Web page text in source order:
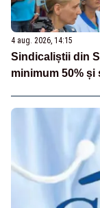
4 aug. 2026, 14:15
Sindicaliștii din
minimum 50%